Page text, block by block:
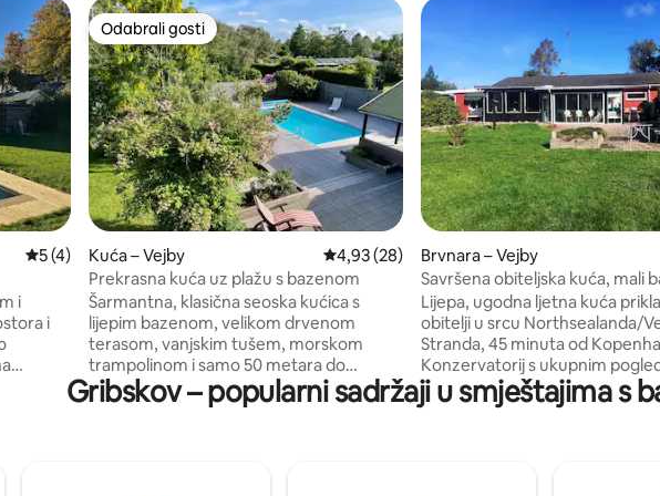
Prosječna ocjena: 5/5, recenzija: 4
5 (4)
i
i
Odabrali gosti
Odabrali gosti
Kuća – Vejby Prosječna ocjena: 4,93/5, recenzija: 28
4,93 (28)
Prekrasna kuća uz plažu s bazenom
Šarmantna, klasična seoska kućica s
lijepim bazenom, velikom drvenom
terasom, vanjskim tušem, morskom
trampolinom i samo 50 metara do
privatne plaže. Nalazi se na mirnoj cesti
sa suncem od jutra do večeri, u blizini
Brvnara – Vejby
Savršena obiteljska kuća, mali
spavaće sobe
Lijepa, ugodna ljetna kuća
obitelji u srcu Northsealanda/
Stranda, 45 minuta od
Konzervatorij s ukupnim
vrt, sve u 150 m2. 15 min hoda/
automobilom do lijepih plaža.
sušenje rublja. Prekrasan
Gribskov – popularni sadržaji u smještajima s